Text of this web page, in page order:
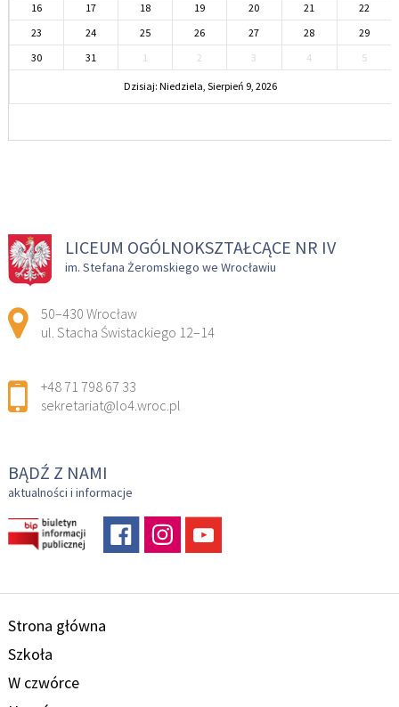
16
17 18 19 20 21
22
23
24 25 26 27 28
29
30
31 1 2 3 4 5
Dzisiaj: Niedziela, Sierpień 9, 2026
LICEUM OGÓLNOKSZTAŁCĄCE NR IV
im. Stefana Żeromskiego we Wrocławiu
Adres pocztowy:
50–430 Wrocław
ul. Stacha Świstackiego 12–14
+48 71 798 67 33
sekretariat@lo4.wroc.pl
BĄDŹ Z NAMI
aktualności i informacje
Strona główna
Szkoła
W czwórce